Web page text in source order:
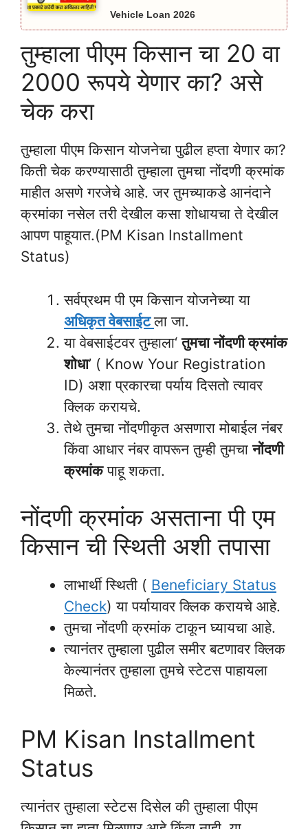
Vehicle Loan 2026
तुम्हाला पीएम किसान चा 20 वा
2000 रूपये येणार का? असे
चेक करा
तुम्हाला पीएम किसान योजनेचा पुढील हप्ता येणार का?
किती चेक करण्यासाठी तुम्हाला तुमचा नोंदणी क्रमांक
माहीत असणे गरजेचे आहे. जर तुमच्याकडे आनंदाने
क्रमांका नसेल तरी देखील कसा शोधायचा ते देखील
आपण पाहूयात.(PM Kisan Installment
Status)
सर्वप्रथम पी एम किसान योजनेच्या या
अधिकृत वेबसाईटला जा.
या वेबसाईटवर तुम्हाला‘तुमचा नोंदणी क्रमांक
शोधा’ ( Know Your Registration
ID) अशा प्रकारचा पर्याय दिसतो त्यावर
क्लिक करायचे.
तेथे तुमचा नोंदणीकृत असणारा मोबाईल नंबर
किंवा आधार नंबर वापरून तुम्ही तुमचानोंदणी
क्रमांकपाहू शकता.
नोंदणी क्रमांक असताना पी एम
किसान ची स्थिती अशी तपासा
लाभार्थी स्थिती ( Beneficiary Status
Check) या पर्यायावर क्लिक करायचे आहे.
तुमचा नोंदणी क्रमांक टाकून घ्यायचा आहे.
त्यानंतर तुम्हाला पुढील समीर बटणावर क्लिक
केल्यानंतर तुम्हाला तुमचे स्टेटस पाहायला
मिळते.
PM Kisan Installment
Status
त्यानंतर तुम्हाला स्टेटस दिसेल की तुम्हाला पीएम